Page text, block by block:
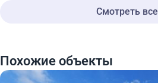
Смотреть все
Похожие объекты